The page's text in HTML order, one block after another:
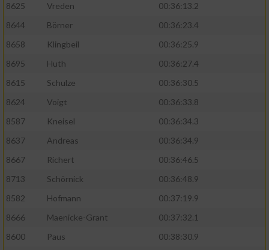
8625
Vreden
00:36:13.2
8644
Börner
00:36:23.4
8658
Klingbeil
00:36:25.9
8695
Huth
00:36:27.4
8615
Schulze
00:36:30.5
8624
Voigt
00:36:33.8
8587
Kneisel
00:36:34.3
8637
Andreas
00:36:34.9
8667
Richert
00:36:46.5
8713
Schörnick
00:36:48.9
8582
Hofmann
00:37:19.9
8666
Maenicke-Grant
00:37:32.1
8600
Paus
00:38:30.9